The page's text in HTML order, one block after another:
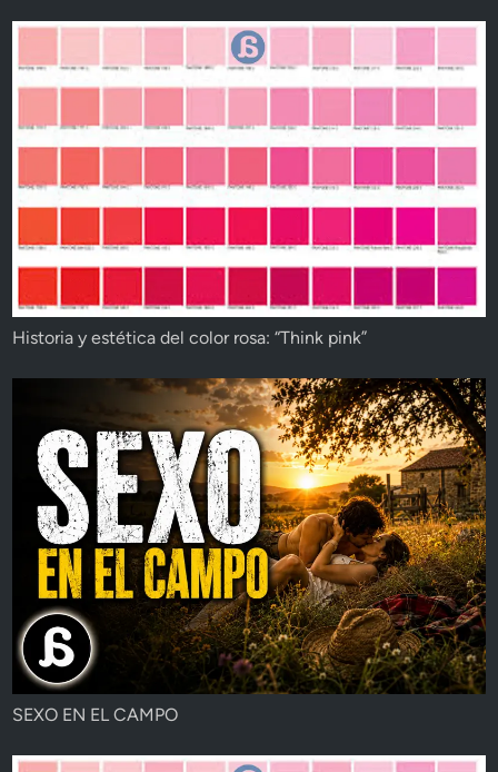
Historia y estética del color rosa: “Think pink”
SEXO EN EL CAMPO